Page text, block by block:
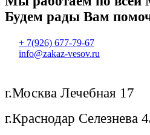
Будем рады Вам
+ 7(926) 677-79-67
info@zakaz-vesov.ru
г.Москва Лечебная 17
г.Краснодар Селезнева